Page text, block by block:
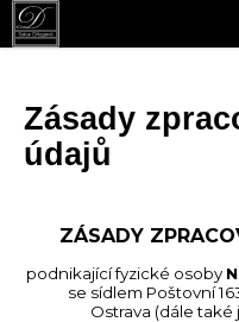
Přejít
na
obsah
Zásady
údajů
ZÁSADY
podnikající fyzické osoby
se sídlem Poštovní
Ostrava (dále také
K
o
C
t